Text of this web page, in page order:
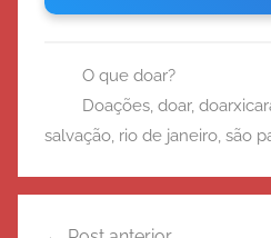
O que doar?
Doações, doar,
salvação, rio de janeiro, são